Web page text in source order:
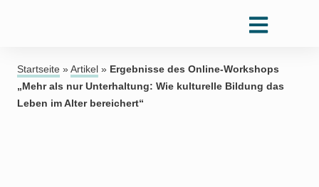
Startseite » Artikel » Ergebnisse des Online-Workshops
„Mehr als nur Unterhaltung: Wie kulturelle Bildung das
Leben im Alter bereichert“